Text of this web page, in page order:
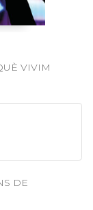
VIVIM
DE